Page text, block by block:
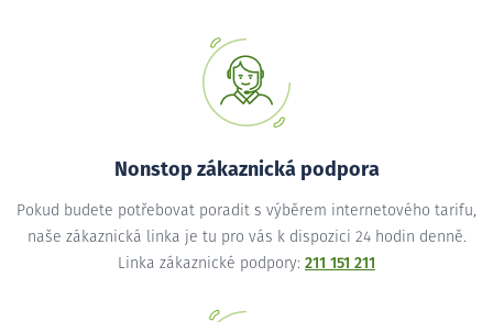
Nonstop zákaznická podpora
Pokud budete potřebovat poradit s výběrem internetového tarifu,
naše zákaznická linka je tu pro vás k dispozici 24 hodin denně.
Linka zákaznické podpory: 211 151 211